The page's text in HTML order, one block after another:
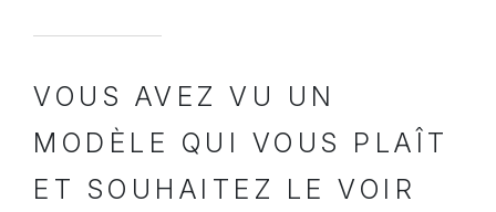
VOUS AVEZ VU UN
MODÈLE QUI VOUS PLAÎT
ET SOUHAITEZ LE VOIR